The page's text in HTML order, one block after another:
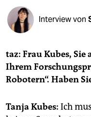
shop
fragen & hilfe
unterstützen
abo
epaper login
Interview von
taz: Frau Kubes,
Ihrem
Robotern“. Haben
Tanja Kubes: Ich